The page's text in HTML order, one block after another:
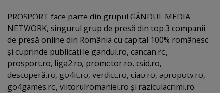
PROSPORT face parte din grupul GÂNDUL MEDIA
NETWORK, singurul grup de presă din top 3 companii
de presă online din România cu capital 100% românesc
şi cuprinde publicaţiile gandul.ro, cancan.ro,
prosport.ro, liga2.ro, promotor.ro, csid.ro,
descoperă.ro, go4it.ro, verdict.ro, ciao.ro, apropotv.ro,
go4games.ro, viitorulromaniei.ro şi raziculacrimi.ro.